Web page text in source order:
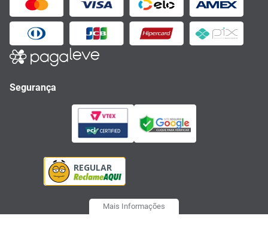
Segurança
Mais Informações